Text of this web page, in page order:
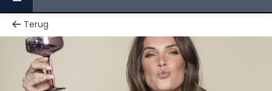
Terug